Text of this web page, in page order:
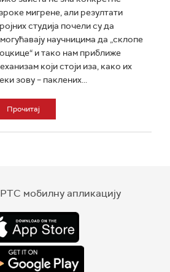
мигрене, али резултати
студија почели су да
научницима да „склопе
и тако нам приближе
који стоји иза, како их
зову – паклених...
Прочитај
мобилну апликацију